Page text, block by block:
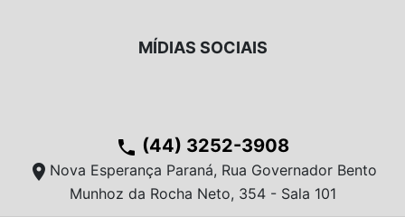
MÍDIAS SOCIAIS
phone (44) 3252-3908
location_on Nova Esperança Paraná, Rua Governador Bento
Munhoz da Rocha Neto, 354 - Sala 101